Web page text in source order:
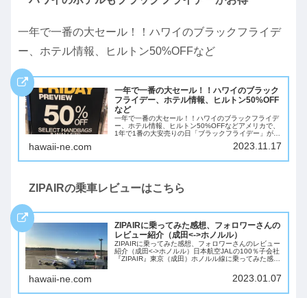
一年で一番の大セール！！ハワイのブラックフライデ
ー、ホテル情報、ヒルトン50%OFFなど
一年で一番の大セール！！ハワイのブラック
フライデー、ホテル情報、ヒルトン50%OFF
など
一年で一番の大セール！！ハワイのブラックフライデ
ー、ホテル情報、ヒルトン50%OFFなどアメリカで、
1年で1番の大安売りの日「ブラックフライデー」が近
づいてきました。アメリカ合では感謝祭（サンクスギ
ビングデー）（11月の第4木曜日2023/...
hawaii-ne.com 2023.11.17
ZIPAIRの乗車レビューはこちら
ZIPAIRに乗ってみた感想、フォロワーさんの
レビュー紹介（成田<->ホノルル）
ZIPAIRに乗ってみた感想、フォロワーさんのレビュー
紹介（成田<->ホノルル）日本航空JALの100％子会社
『ZIPAIR』東京（成田）ホノルル線に乗ってみた感
hawaii-ne.com 2023.01.07